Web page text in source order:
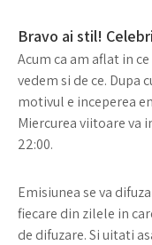
Bravo ai stil!
Acum ca am aflat in
vedem si de ce. Dupa
motivul e inceperea
Miercurea viitoare va
22:00.
Emisiunea se va
fiecare din zilele in
de difuzare. Si uitati